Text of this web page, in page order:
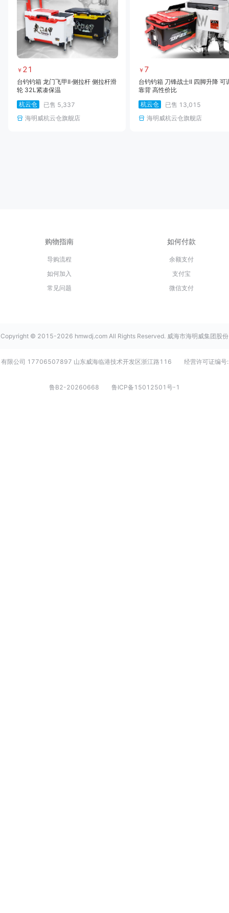
￥ 21
台钓钓箱 龙门飞甲II·侧拉杆 侧拉杆滑
轮 32L紧凑保温
杭云仓
已售 5,337
海明威杭云仓旗舰店
￥ 7
台钓钓箱 刀锋战士II 四脚升降 可
靠背 高性价比
杭云仓
已售 13,015
海明威杭云仓旗舰店
购物指南
导购流程
如何加入
常见问题
如何付款
余额支付
支付宝
微信支付
Copyright © 2015-2026 hmwdj.com All Rights Reserved. 威海市海明威集团股份
有限公司 17706507897 山东威海临港技术开发区浙江路116 经营许可证编号:
鲁B2-20260668 鲁ICP备15012501号-1